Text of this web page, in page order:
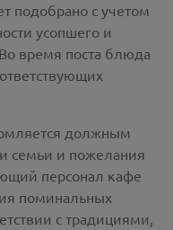
подобрано с учетом
усопшего и
время поста блюда
должным
семьи и пожелания
персонал кафе
поминальных
с традициями,